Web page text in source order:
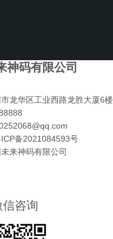
神码有限公司
龙华区工业西路龙胜大厦6楼
备2021084593号
来神码有限公司
信咨询